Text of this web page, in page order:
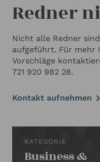
Redner
Nicht alle Redner
aufgeführt. Für mehr
Vorschläge
721 920 982 28.
Kontakt aufnehmen
KATEGORIE
Business &